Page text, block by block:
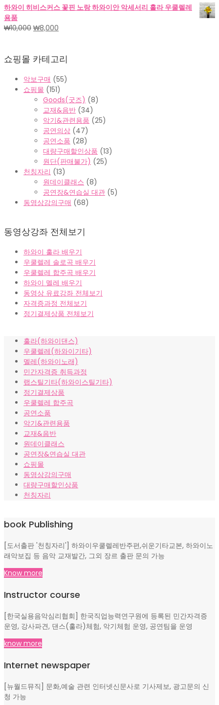
래
가
격:
₩10,000.
재
가
₩8,000.
하와이 히비스커스 꽃핀 노랑 하와이안 악세서리 훌라 우쿨렐레
용품
₩10,000 원
격:
₩8,000
격:
쇼핑몰 카테고리
악보구매 (55)
쇼핑몰 (151)
Goods(굿즈) (8)
교재&음반 (34)
악기&관련용품 (25)
공연의상 (47)
공연소품 (28)
대량구매할인상품 (13)
원단(판매불가) (25)
천칭자리 (13)
원데이클래스 (8)
공연장&연습실 대관 (5)
동영상강의구매 (68)
동영상강좌 전체보기
하와이 훌라 배우기
우쿨렐레 솔로곡 배우기
우쿨렐레 합주곡 배우기
하와이 멜레 배우기
동영상 유료강좌 전체보기
자격증과정 전체보기
정기결제상품 전체보기
훌라(하와이댄스)
우쿨렐레(하와이기타)
멜레(하와이노래)
민간자격증 취득과정
랩스틸기타(하와이스틸기타)
정기결제상품
우쿨렐레 합주곡
공연소품
악기&관련용품
교재&음반
원데이클래스
공연장&연습실 대관
쇼핑몰
동영상강의구매
대량구매할인상품
천칭자리
book Publishing
[도서출판 '천칭자리'] 하와이우쿨렐레반주편,쉬운기타교본, 하와이노
래악보집 등 음악 교재발간, 그외 장르 출판 문의 가능
Know more
Instructor course
[한국실용음악심리협회] 한국직업능력연구원에 등록된 민간자격증
운영, 강사파견, 댄스(훌라)체험, 악기체험 운영, 공연팀을 운영
know more
Internet newspaper
[뉴월드뮤직] 문화,예술 관련 인터넷신문사로 기사제보, 광고문의 신
청 가능